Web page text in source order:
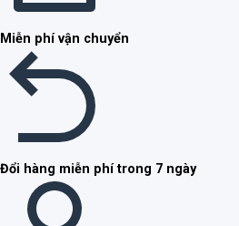
Miễn phí vận chuyển
Đổi hàng miễn phí trong 7 ngày